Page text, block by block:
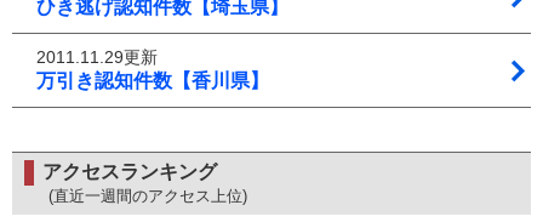
ひき逃げ認知件数【埼玉県】
2011.11.29更新
万引き認知件数【香川県】
アクセスランキング
(直近一週間のアクセス上位)